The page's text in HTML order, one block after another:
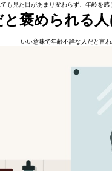
も見た目があまり変わらず、年齢を
と褒められる
いい意味で年齢不詳な人だと言